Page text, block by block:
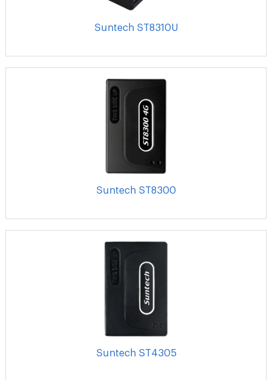
Suntech ST8310U
Suntech ST8300
Suntech ST4305